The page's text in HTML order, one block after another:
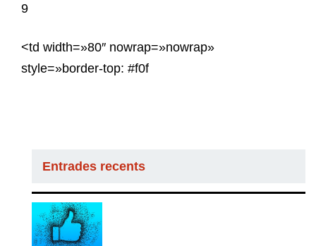
9
<td width=»80″ nowrap=»nowrap»
style=»border-top: #f0f
Entrades recents